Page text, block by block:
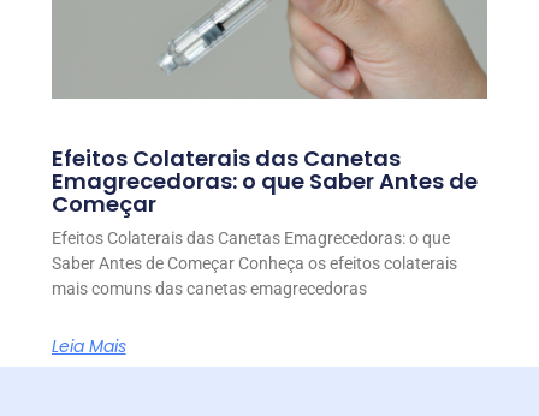
Efeitos Colaterais das Canetas
Emagrecedoras: o que Saber Antes de
Começar
Efeitos Colaterais das Canetas Emagrecedoras: o que
Saber Antes de Começar Conheça os efeitos colaterais
mais comuns das canetas emagrecedoras
Leia Mais